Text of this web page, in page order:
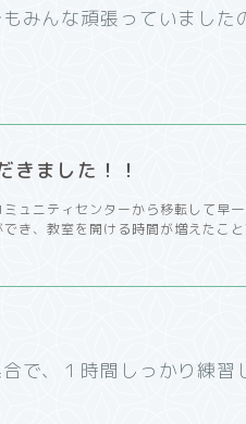
みんな頑張っていました
きました！！
ュニティセンターから移転して早
き、教室を開ける時間が増えたこ
で、１時間しっかり練習